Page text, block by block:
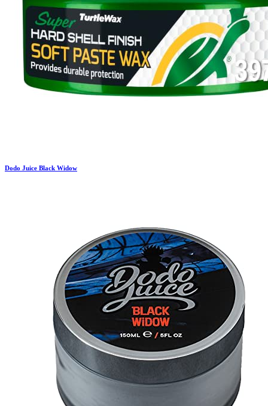
Dodo Juice Black Widow